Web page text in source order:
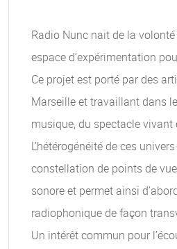
Radio Nunc nait de la
espace d’expérimentation
Ce projet est porté par des
Marseille et travaillant dans
musique, du spectacle vivant
L’hétérogénéité de ces
constellation de points de
sonore et permet ainsi
radiophonique de façon
Un intérêt commun pour